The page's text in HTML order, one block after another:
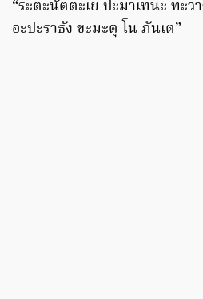
“ระตะนัตตะเย ปะมาเทนะ ทะ
อะปะราธัง ขะมะตุ โน ภันเต”